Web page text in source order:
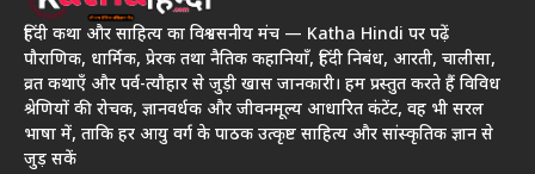
हिंदी कथा और साहित्य का विश्वसनीय मंच — Katha Hindi पर पढ़ें
पौराणिक, धार्मिक, प्रेरक तथा नैतिक कहानियाँ, हिंदी निबंध, आरती, चालीसा,
व्रत कथाएँ और पर्व-त्यौहार से जुड़ी खास जानकारी। हम प्रस्तुत करते हैं विविध
श्रेणियों की रोचक, ज्ञानवर्धक और जीवनमूल्य आधारित कंटेंट, वह भी सरल
भाषा में, ताकि हर आयु वर्ग के पाठक उत्कृष्ट साहित्य और सांस्कृतिक ज्ञान से
जुड़ सकें